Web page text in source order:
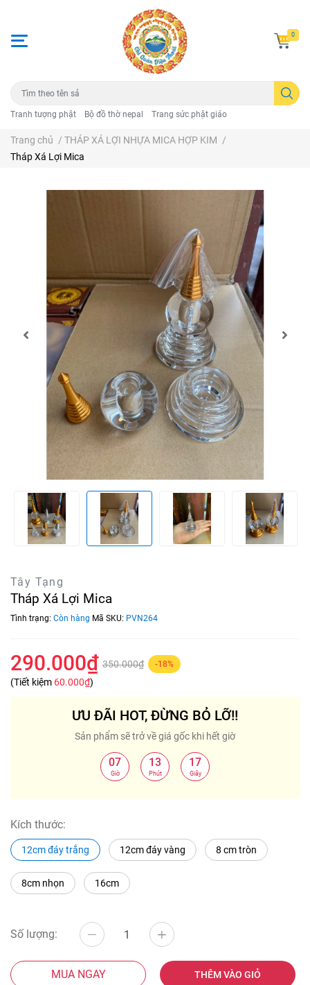
Tranh tượng phật Bộ đồ thờ nepal Trang sức phật giáo
0
Trang chủ / THÁP XÁ LỢI NHỰA MICA HỢP KIM /
Tháp Xá Lợi Mica
Tây Tạng
Tháp Xá Lợi Mica
Tình trạng: Còn hàng Mã SKU: PVN264
290.000₫ 350.000₫ -18%
(Tiết kiệm 60.000₫)
ƯU ĐÃI HOT, ĐỪNG BỎ LỠ!!
Sản phẩm sẽ trở về giá gốc khi hết giờ
07
Giờ
13
Phút
16
Giây
Kích thước:
12cm đáy trắng 12cm đáy vàng 8 cm tròn
8cm nhọn 16cm
Số lượng:
MUA NGAY THÊM VÀO GIỎ